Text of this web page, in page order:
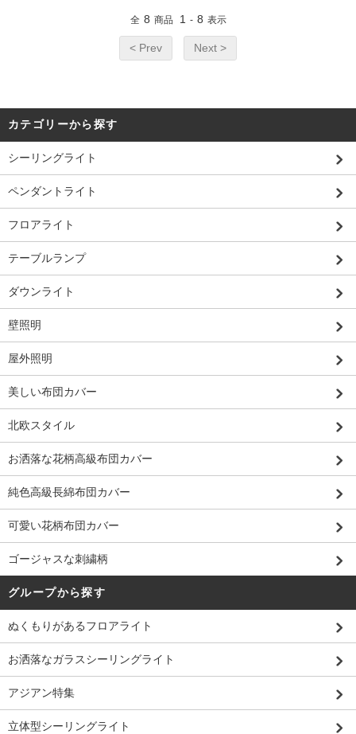
全 8 商品 1 - 8 表示
< Prev Next >
カテゴリーから探す
シーリングライト
ペンダントライト
フロアライト
テーブルランプ
ダウンライト
壁照明
屋外照明
美しい布団カバー
北欧スタイル
お洒落な花柄高級布団カバー
純色高級長綿布団カバー
可愛い花柄布団カバー
ゴージャスな刺繍柄
グループから探す
ぬくもりがあるフロアライト
お洒落なガラスシーリングライト
アジアン特集
立体型シーリングライト